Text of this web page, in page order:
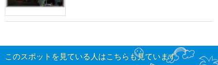
このスポットを見ている人はこちらも見ています